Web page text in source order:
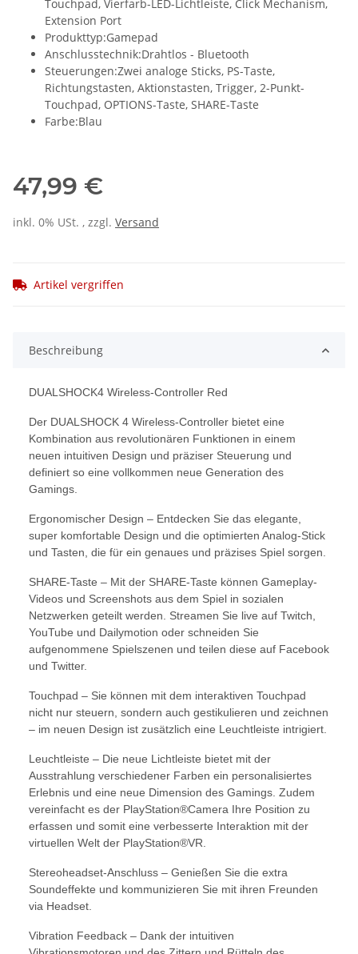
Touchpad, Vierfarb-LED-Lichtleiste, Click Mechanism,
Extension Port
Produkttyp:Gamepad
Anschlusstechnik:Drahtlos - Bluetooth
Steuerungen:Zwei analoge Sticks, PS-Taste,
Richtungstasten, Aktionstasten, Trigger, 2-Punkt-
Touchpad, OPTIONS-Taste, SHARE-Taste
Farbe:Blau
47,99 €
inkl. 0% USt. , zzgl. Versand
Artikel vergriffen
Beschreibung
DUALSHOCK4 Wireless-Controller Red
Der DUALSHOCK 4 Wireless-Controller bietet eine
Kombination aus revolutionären Funktionen in einem
neuen intuitiven Design und präziser Steuerung und
definiert so eine vollkommen neue Generation des
Gamings.
Ergonomischer Design – Entdecken Sie das elegante,
super komfortable Design und die optimierten Analog-Stick
und Tasten, die für ein genaues und präzises Spiel sorgen.
SHARE-Taste – Mit der SHARE-Taste können Gameplay-
Videos und Screenshots aus dem Spiel in sozialen
Netzwerken geteilt werden. Streamen Sie live auf Twitch,
YouTube und Dailymotion oder schneiden Sie
aufgenommene Spielszenen und teilen diese auf Facebook
und Twitter.
Touchpad – Sie können mit dem interaktiven Touchpad
nicht nur steuern, sondern auch gestikulieren und zeichnen
– im neuen Design ist zusätzlich eine Leuchtleiste intrigiert.
Leuchtleiste – Die neue Lichtleiste bietet mit der
Ausstrahlung verschiedener Farben ein personalisiertes
Erlebnis und eine neue Dimension des Gamings. Zudem
vereinfacht es der PlayStation®Camera Ihre Position zu
erfassen und somit eine verbesserte Interaktion mit der
virtuellen Welt der PlayStation®VR.
Stereoheadset-Anschluss – Genießen Sie die extra
Soundeffekte und kommunizieren Sie mit ihren Freunden
via Headset.
Vibration Feedback – Dank der intuitiven